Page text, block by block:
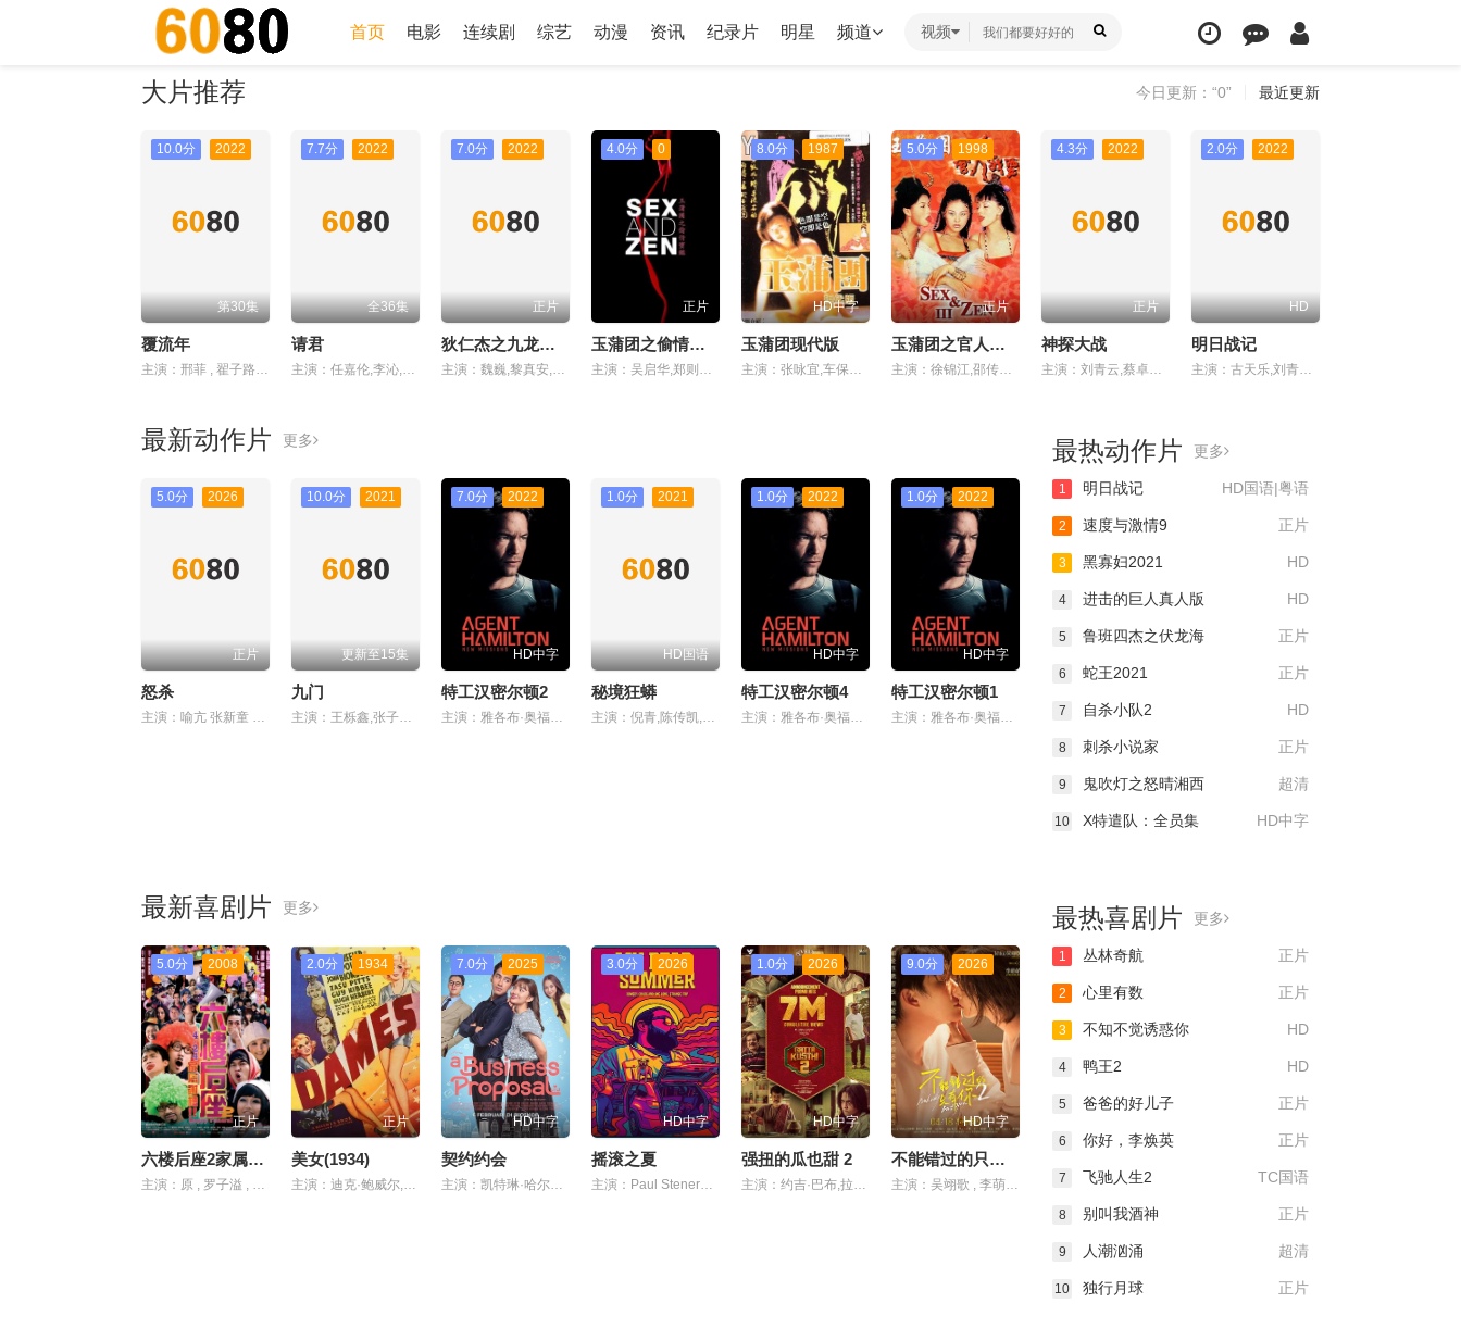
首页 电影 连续剧 综艺 动漫 资讯 纪录片 明星 频道 视频
今日更新：“0” 最近更新
大片推荐
10.0分 2022
第30集
覆流年
主演：邢菲 , 翟子路 , 经超 , 王思懿 , 高旭阳 , 张婕婕 , 牛子藩 , 韩烨 , 贺灵榣
7.7分 2022
全36集
请君
主演：任嘉伦,李沁,陈希郡,吴明晶,昌隆
7.0分 2022
正片
狄仁杰之九龙玄棺
主演：魏巍,黎真安,叶璇,张皓承,楼学贤
4.0分 0
正片
玉蒲团之偷情宝鉴
主演：吴启华,郑则仕,叶子楣,徐锦江
8.0分 1987
HD中字
玉蒲团现代版
主演：张咏宜,车保罗,关海山,水岛裕美,森田水绘
5.0分 1998
正片
玉蒲团之官人我要
主演：徐锦江,邵传勇,杨嘉玲,冬怡,植敬雯,钟甄
4.3分 2022
正片
神探大战
主演：刘青云,蔡卓妍,林峯,李若彤,谭凯,陈家乐,汤怡,何珮瑜,吴浩康,洪天明,车婉婉,斌子,李菁,马志威,杨天宇,胡子彤,朱鉴然,马睿瀚
2.0分 2022
HD
明日战记
主演：古天乐,刘青云,刘嘉玲,姜皓文,谢君豪,吴倩,万国鹏,张家辉,刘浩良,麦天枢
最新动作片 更多
5.0分 2026
正片
怒杀
主演：喻亢 张新童 董洋 刘珂君
10.0分 2021
更新至15集
九门
主演：王栎鑫,张子璇,谭建昌
7.0分 2022
HD中字
特工汉密尔顿2
主演：雅各布·奥福特布罗
1.0分 2021
HD国语
秘境狂蟒
主演：倪青,陈传凯,戴洱滨
1.0分 2022
HD中字
特工汉密尔顿4
主演：雅各布·奥福特布罗
1.0分 2022
HD中字
特工汉密尔顿1
主演：雅各布·奥福特布罗
最热动作片 更多
HD国语|粤语
1 明日战记
正片
2 速度与激情9
HD
3 黑寡妇2021
HD
4 进击的巨人真人版
正片
5 鲁班四杰之伏龙海
正片
6 蛇王2021
HD
7 自杀小队2
正片
8 刺杀小说家
超清
9 鬼吹灯之怒晴湘西
HD中字
10 X特遣队：全员集
最新喜剧片 更多
5.0分 2008
正片
六楼后座2家属谢礼
主演：原 , 罗子溢 , 江若琳 , 陆永 , 郑诗君 , 曾志伟 , 林嘉欣 , 卢巧音 , 周俊伟
2.0分 1934
正片
美女(1934)
主演：迪克·鲍威尔,鲁比·基勒,Hugh,Herbert
7.0分 2025
HD中字
契约约会
主演：凯特琳·哈尔德曼,艾丽尔·塔图姆,Abidzar·Al·Ghifari
3.0分 2026
HD中字
摇滚之夏
主演：Paul Stenerson,Zeke F Carlton III,Ashlee Buchanan
1.0分 2026
HD中字
强扭的瓜也甜 2
主演：约吉·巴布,拉姆亚·克里希南,Karunas,艾西瓦娅·莱克希米
9.0分 2026
HD中字
不能错过的只有你2
主演：吴翊歌 , 李萌萌 , 杨业明 , 刘流 , 陶红 , 赵熙玥 , 黄品沅 , 赵晋 , 田东霖 , 赵汉军 , 王彩平
最热喜剧片 更多
正片
1 丛林奇航
正片
2 心里有数
HD
3 不知不觉诱惑你
HD
4 鸭王2
正片
5 爸爸的好儿子
正片
6 你好，李焕英
TC国语
7 飞驰人生2
正片
8 别叫我酒神
超清
9 人潮汹涌
正片
10 独行月球